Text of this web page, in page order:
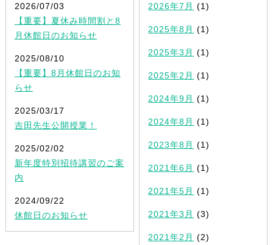
2026/07/03
【重要】夏休み時間割と8
月休館日のお知らせ
2025/08/10
【重要】8月休館日のお知
らせ
2025/03/17
吉田先生公開授業！
2025/02/02
新年度特別招待講習のご案
内
2024/09/22
休館日のお知らせ
2026年7月 (1)
2025年8月 (1)
2025年3月 (1)
2025年2月 (1)
2024年9月 (1)
2024年8月 (1)
2023年8月 (1)
2021年6月 (1)
2021年5月 (1)
2021年3月 (3)
2021年2月 (2)